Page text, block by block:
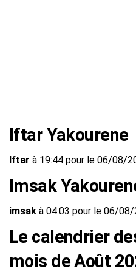
Iftar Yakourene
Iftar à 19:44 pour le 06/08/
Imsak
imsak à 04:03 pour le 06/08/
Le calendrier
mois de Août